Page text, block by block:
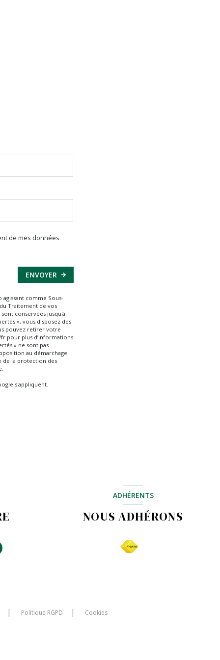
de mes données
ENVOYER
comme Sous-
Traitement de vos
conservées jusqu'à
», vous disposez des
pouvez retirer votre
frpour plus d’informations
» ne sont pas
au démarchage
de la protection des
s'appliquent.
ADHÉRENTS
NOUS ADHÉRONS
Politique RGPD Cookies